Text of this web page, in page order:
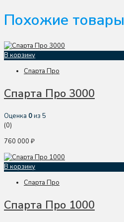
Похожие товары
В корзину
Спарта Про
Спарта Про 3000
Оценка 0из 5
(0)
760 000 ₽
В корзину
Спарта Про
Спарта Про 1000